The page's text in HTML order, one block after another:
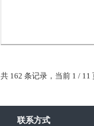
共 162 条记录，当前 1 /
联系方式